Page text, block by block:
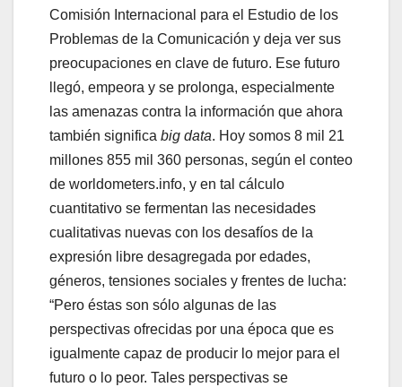
Comisión Internacional para el Estudio de los
Problemas de la Comunicación y deja ver sus
preocupaciones en clave de futuro. Ese futuro
llegó, empeora y se prolonga, especialmente
las amenazas contra la información que ahora
también significa big data. Hoy somos 8 mil 21
millones 855 mil 360 personas, según el conteo
de worldometers.info, y en tal cálculo
cuantitativo se fermentan las necesidades
cualitativas nuevas con los desafíos de la
expresión libre desagregada por edades,
géneros, tensiones sociales y frentes de lucha:
Pero éstas son sólo algunas de las
perspectivas ofrecidas por una época que es
igualmente capaz de producir lo mejor para el
futuro o lo peor. Tales perspectivas se